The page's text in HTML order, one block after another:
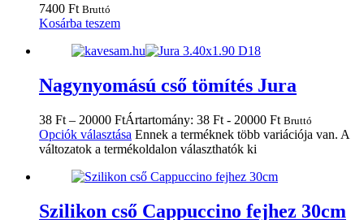
7400 Ft Bruttó
Kosárba teszem
Nagynyomású cső tömítés Jura
38 Ft – 20000 FtÁrtartomány: 38 Ft - 20000 Ft Bruttó
Opciók választása Ennek a terméknek több variációja van. A
változatok a termékoldalon választhatók ki
Szilikon cső Cappuccino fejhez 30cm